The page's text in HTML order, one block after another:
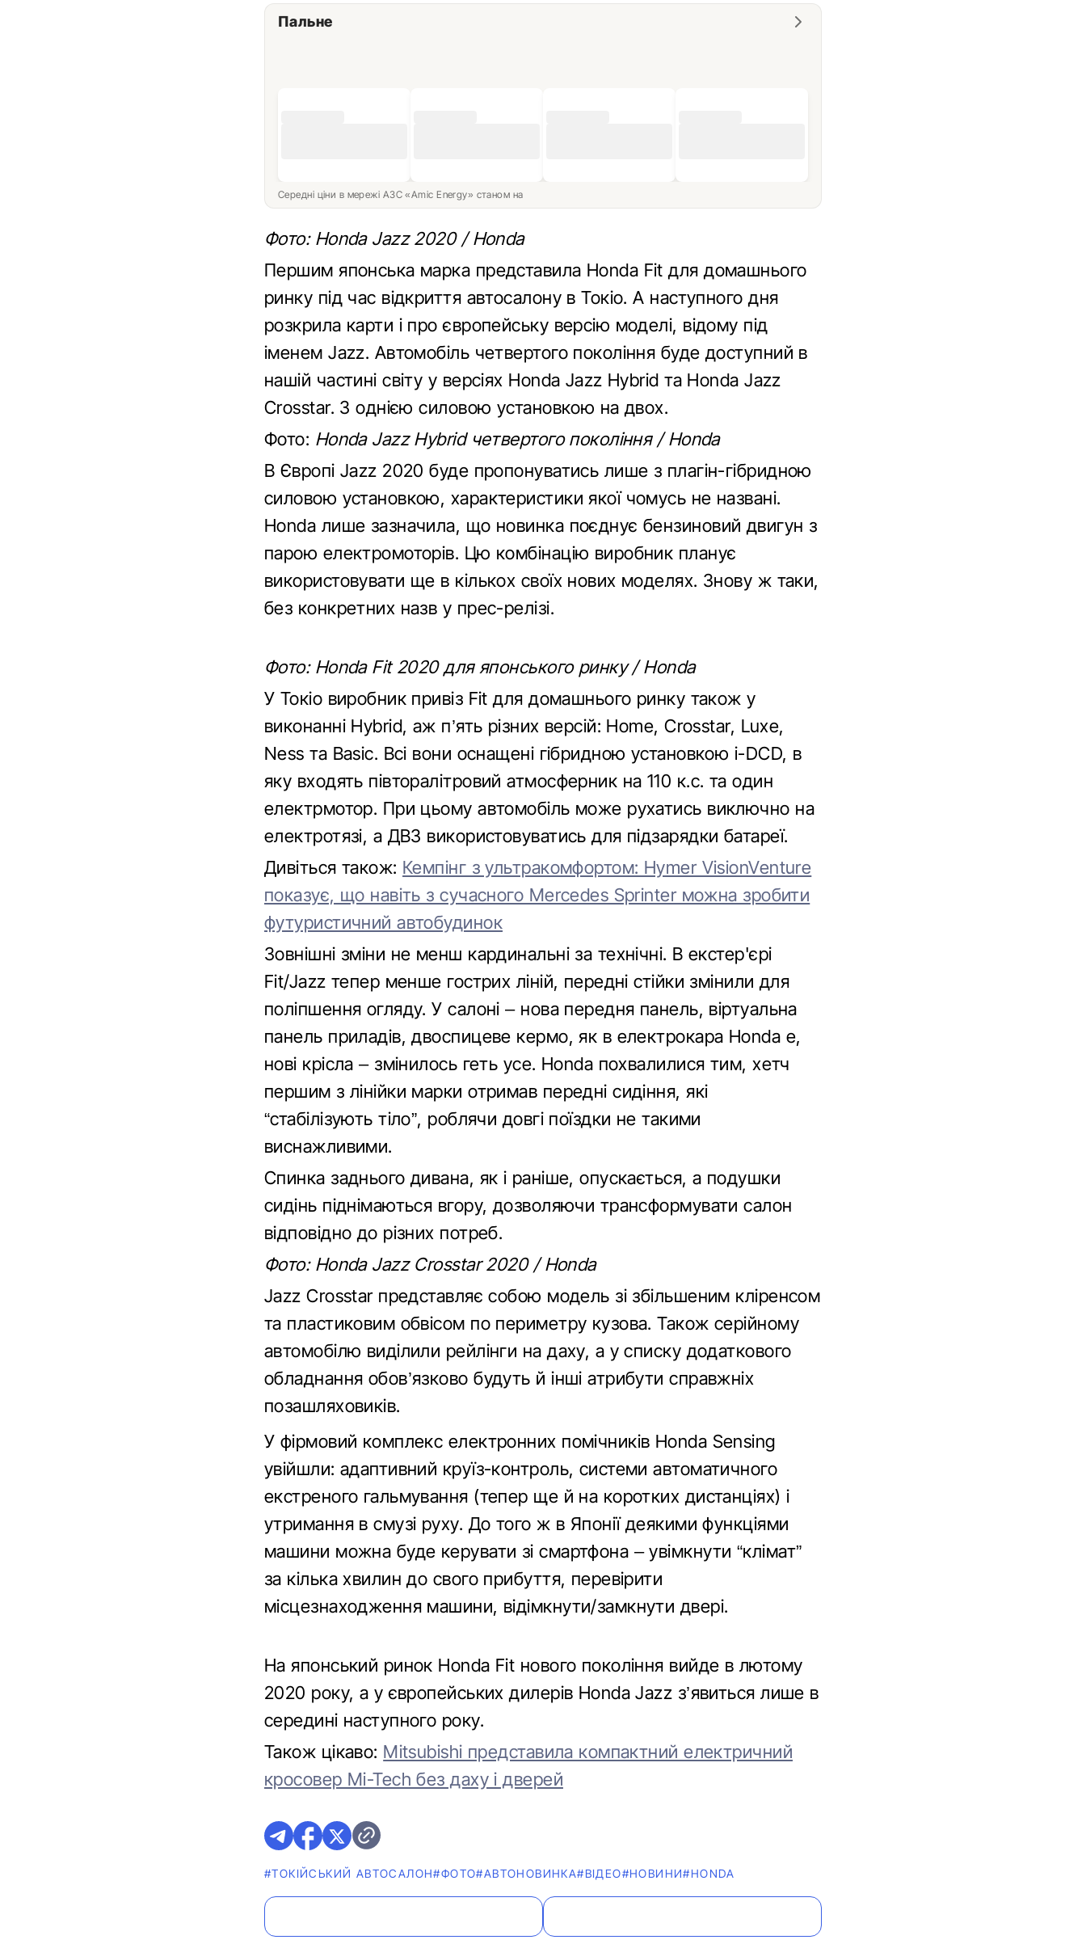
Пальне
Середні ціни в мережі АЗС «Amic Energy» станом на
Фото: Honda Jazz 2020 / Honda
Першим японська марка представила Honda Fit для домашнього
ринку під час відкриття автосалону в Токіо. А наступного дня
розкрила карти і про європейську версію моделі, відому під
іменем Jazz. Автомобіль четвертого покоління буде доступний в
нашій частині світу у версіях Honda Jazz Hybrid та Honda Jazz
Crosstar. З однією силовою установкою на двох.
Фото: Honda Jazz Hybrid четвертого покоління / Honda
В Європі Jazz 2020 буде пропонуватись лише з плагін-гібридною
силовою установкою, характеристики якої чомусь не названі.
Honda лише зазначила, що новинка поєднує бензиновий двигун з
парою електромоторів. Цю комбінацію виробник планує
використовувати ще в кількох своїх нових моделях. Знову ж таки,
без конкретних назв у прес-релізі.
Фото: Honda Fit 2020 для японського ринку / Honda
У Токіо виробник привіз Fit для домашнього ринку також у
виконанні Hybrid, аж п’ять різних версій: Home, Crosstar, Luxe,
Ness та Basic. Всі вони оснащені гібридною установкою i-DCD, в
яку входять півторалітровий атмосферник на 110 к.с. та один
електрмотор. При цьому автомобіль може рухатись виключно на
електротязі, а ДВЗ використовуватись для підзарядки батареї.
Дивіться також: Кемпінг з ультракомфортом: Hymer VisionVenture
показує, що навіть з сучасного Mercedes Sprinter можна зробити
футуристичний автобудинок
Зовнішні зміни не менш кардинальні за технічні. В екстер'єрі
Fit/Jazz тепер менше гострих ліній, передні стійки змінили для
поліпшення огляду. У салоні – нова передня панель, віртуальна
панель приладів, двоспицеве кермо, як в електрокара Honda e,
нові крісла – змінилось геть усе. Honda похвалилися тим, хетч
першим з лінійки марки отримав передні сидіння, які
“стабілізують тіло”, роблячи довгі поїздки не такими
виснажливими.
Спинка заднього дивана, як і раніше, опускається, а подушки
сидінь піднімаються вгору, дозволяючи трансформувати салон
відповідно до різних потреб.
Фото: Honda Jazz Crosstar 2020 / Honda
Jazz Crosstar представляє собою модель зі збільшеним кліренсом
та пластиковим обвісом по периметру кузова. Також серійному
автомобілю виділили рейлінги на даху, а у списку додаткового
обладнання обов’язково будуть й інші атрибути справжніх
позашляховиків.
У фірмовий комплекс електронних помічників Honda Sensing
увійшли: адаптивний круїз-контроль, системи автоматичного
екстреного гальмування (тепер ще й на коротких дистанціях) і
утримання в смузі руху. До того ж в Японії деякими функціями
машини можна буде керувати зі смартфона – увімкнути “клімат”
за кілька хвилин до свого прибуття, перевірити
місцезнаходження машини, відімкнути/замкнути двері.
На японський ринок Honda Fit нового покоління вийде в лютому
2020 року, а у європейських дилерів Honda Jazz з’явиться лише в
середині наступного року.
Також цікаво: Mitsubishi представила компактний електричний
кросовер Mi-Tech без даху і дверей
#ТОКІЙСЬКИЙ АВТОСАЛОН#ФОТО#АВТОНОВИНКА#ВІДЕО#НОВИНИ#HONDA